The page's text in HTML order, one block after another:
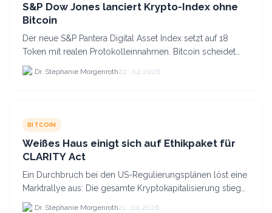
S&P Dow Jones lanciert Krypto-Index ohne
Bitcoin
Der neue S&P Pantera Digital Asset Index setzt auf 18
Token mit realen Protokolleinnahmen. Bitcoin scheidet
aufgrund fehlender Erträge für Halter aus dem.
Dr. Stephanie Morgenroth22. Jul 2026
BITCOIN
Weißes Haus einigt sich auf Ethikpaket für
CLARITY Act
Ein Durchbruch bei den US-Regulierungsplänen löst eine
Marktrallye aus: Die gesamte Kryptokapitalisierung stieg
am 21.
Dr. Stephanie Morgenroth21. Jul 2026